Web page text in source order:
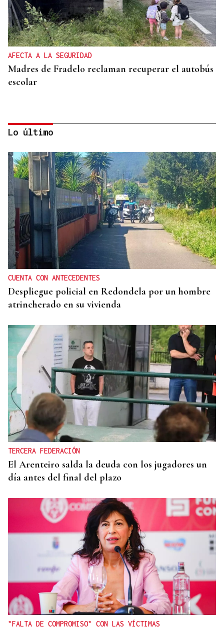
AFECTA A LA SEGURIDAD
Madres de Fradelo reclaman recuperar el autobús
escolar
BARREIRA NATURAL
Os pasteiros e a gandeiría en extensivo de Laza e
Vilariño de Conso, defensa fronte o lume
Lo último
CUENTA CON ANTECEDENTES
Despliegue policial en Redondela por un hombre
atrincherado en su vivienda
TERCERA FEDERACIÓN
El Arenteiro salda la deuda con los jugadores un
día antes del final del plazo
"FALTA DE COMPROMISO" CON LAS VÍCTIMAS